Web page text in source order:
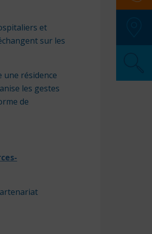
et
sur les
une résidence
les gestes
de